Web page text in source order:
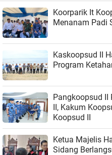
Koorparik It
Menanam Padi
Kaskoopsud II
Program
Pangkoopsud II
II, Kakum
Koopsud II
Ketua Majelis
Sidang